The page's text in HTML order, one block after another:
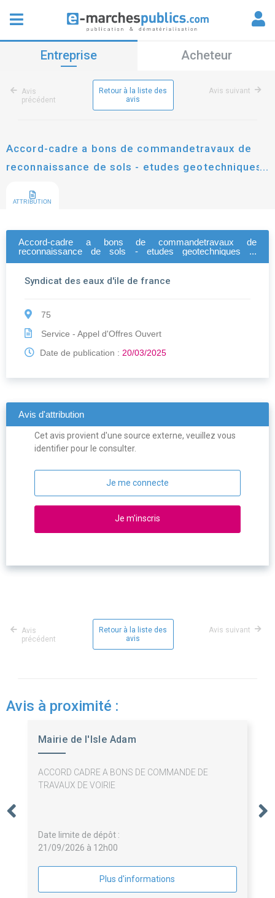
Entreprise Acheteur
Avis
précédent
Retour à la liste des
avis
Avis suivant
Accord-cadre a bons de commandetravaux de
reconnaissance de sols - etudes geotechniques
ATTRIBUTION
Accord-cadre a bons de commandetravaux de
reconnaissance de sols - etudes geotechniques et
Syndicat des eaux d'ile de france
75
Service - Appel d'Offres Ouvert
Date de publication : 20/03/2025
Avis d'attribution
Cet avis provient d'une source externe, veuillez vous
identifier pour le consulter.
Je me connecte
Je m'inscris
Avis
précédent
Retour à la liste des
avis
Avis suivant
Avis à proximité :
Mairie de l'Isle Adam
ACCORD CADRE A BONS DE COMMANDE DE
TRAVAUX DE VOIRIE
Date limite de dépôt :
21/09/2026 à 12h00
Plus d'informations